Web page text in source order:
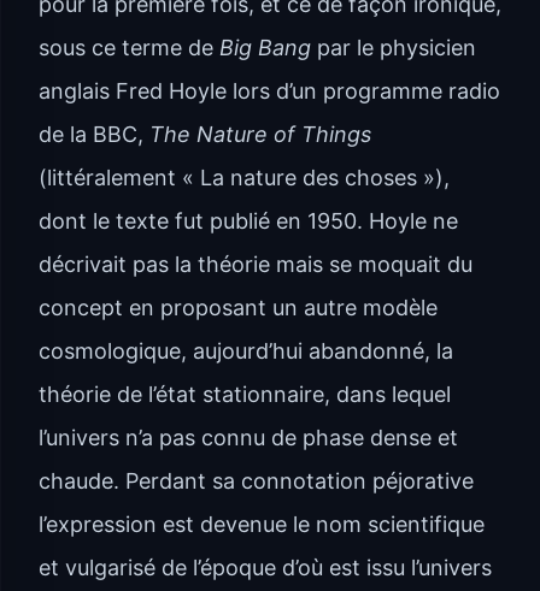
sous ce terme de Big Bang par le physicien
anglais Fred Hoyle lors d’un programme radio
de la BBC, The Nature of Things
(littéralement « La nature des choses »),
dont le texte fut publié en 1950. Hoyle ne
décrivait pas la théorie mais se moquait du
concept en proposant un autre modèle
cosmologique, aujourd’hui abandonné, la
théorie de l’état stationnaire, dans lequel
l’univers n’a pas connu de phase dense et
chaude. Perdant sa connotation péjorative
l’expression est devenue le nom scientifique
et vulgarisé de l’époque d’où est issu l’univers